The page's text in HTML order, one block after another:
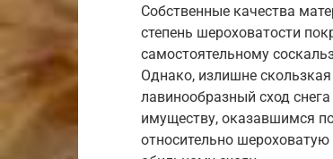
Собственные качества
степень шероховатости
самостоятельному
Однако, излишне
лавинообразный сход
имуществу, оказавшимся
относительно